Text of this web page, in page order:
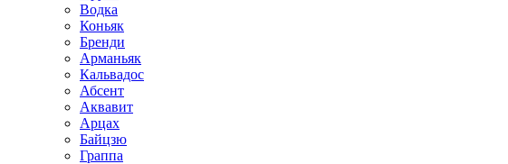
Водка
Коньяк
Бренди
Арманьяк
Кальвадос
Абсент
Аквавит
Арцах
Байцзю
Граппа